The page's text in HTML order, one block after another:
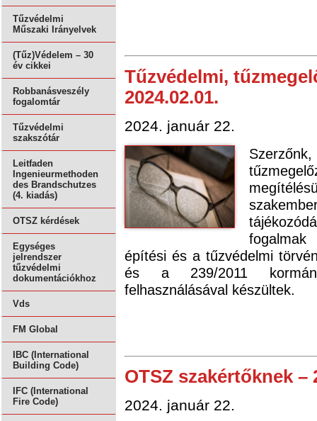
Tűzvédelmi
Műszaki Irányelvek
(Tűz)Védelem – 30
év cikkei
Robbanásveszély
fogalomtár
Tűzvédelmi
szakszótár
Leitfaden
Ingenieurmethoden
des Brandschutzes
(4. kiadás)
OTSZ kérdések
Egységes
jelrendszer
tűzvédelmi
dokumentációkhoz
Vds
FM Global
IBC (International
Building Code)
IFC (International
Fire Code)
Tűzvédelmi,
2024.02.01.
2024. január 22.
építési és a tűzvédelmi
és a 239/2011
felhasználásával készültek.
OTSZ szakértőknek –
2024. január 22.